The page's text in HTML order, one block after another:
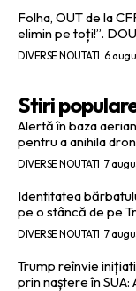
Folha, OUT de la
elimin pe toți!”.
DIVERSE NOUTATI 6
Stiri
Alertă în baza
pentru a anihila
DIVERSE NOUTATI 7
Identitatea
pe o stâncă de pe
DIVERSE NOUTATI 7
Trump reînvie
prin naștere în